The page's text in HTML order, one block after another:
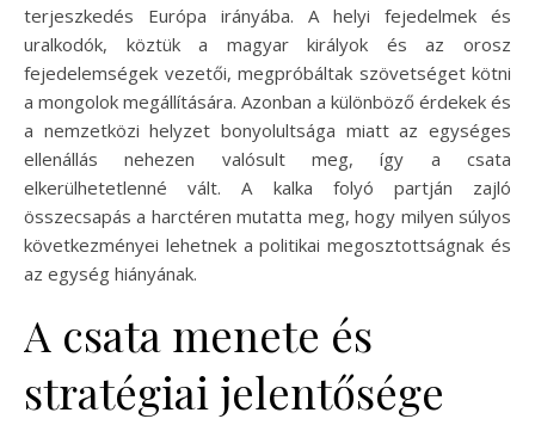
terjeszkedés Európa irányába. A helyi fejedelmek és
uralkodók, köztük a magyar királyok és az orosz
fejedelemségek vezetői, megpróbáltak szövetséget kötni
a mongolok megállítására. Azonban a különböző érdekek és
a nemzetközi helyzet bonyolultsága miatt az egységes
ellenállás nehezen valósult meg, így a csata
elkerülhetetlenné vált. A kalka folyó partján zajló
összecsapás a harctéren mutatta meg, hogy milyen súlyos
következményei lehetnek a politikai megosztottságnak és
az egység hiányának.
A csata menete és
stratégiai jelentősége